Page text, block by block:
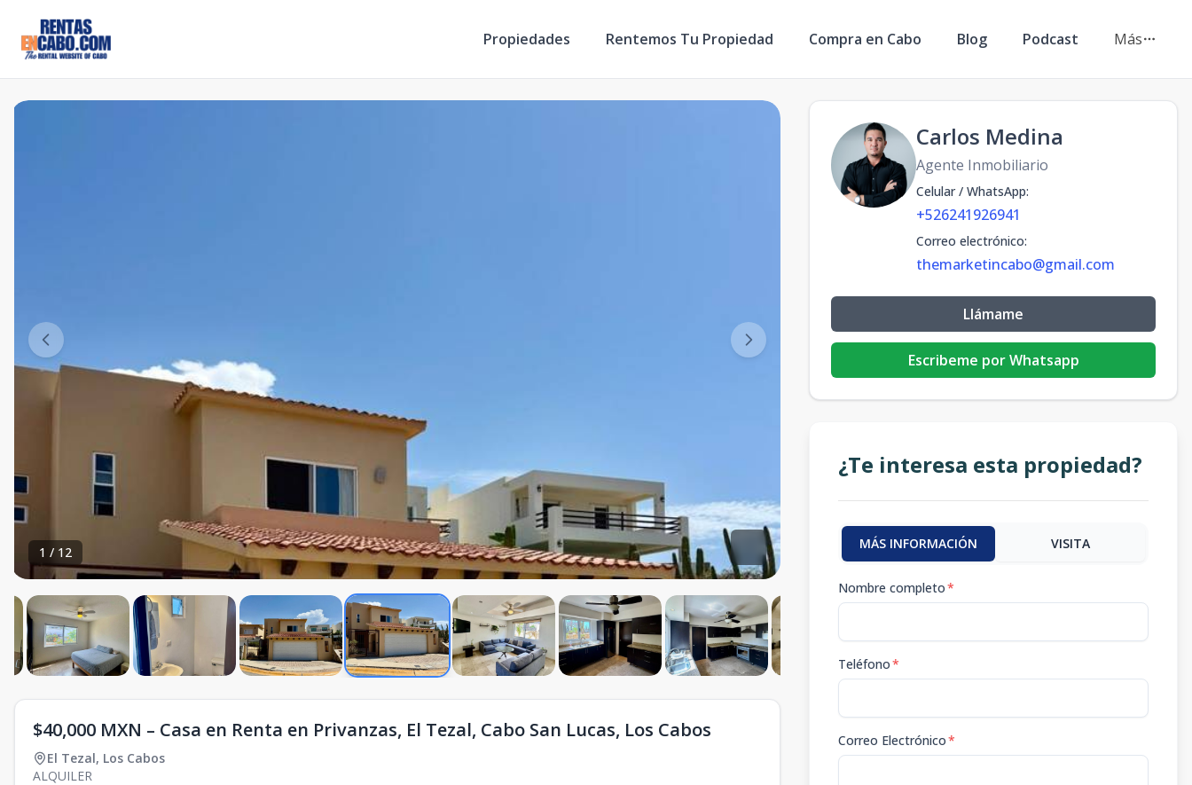
Propiedades Rentemos Tu Propiedad Compra en Cabo Blog Podcast Más
1 / 12
$40,000 MXN – Casa en Renta en Privanzas, El Tezal, Cabo San Lucas, Los Cabos
El Tezal, Los Cabos
ALQUILER
Carlos Medina
Agente Inmobiliario
Celular / WhatsApp:
+526241926941
Correo electrónico:
themarketincabo@gmail.com
Llámame
Escribeme por Whatsapp
¿Te interesa esta propiedad?
MÁS INFORMACIÓN VISITA
Nombre completo*
Teléfono*
Correo Electrónico*